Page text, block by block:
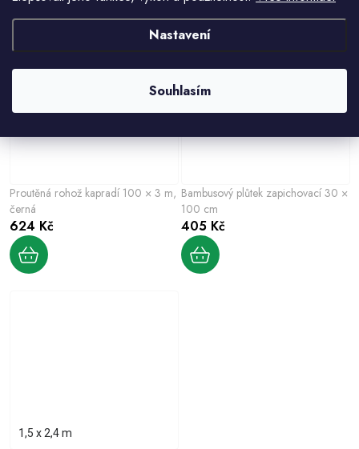
Nastavení
Souhlasím
Proutěná rohož kapradí 100 × 3 m,
černá
624 Kč
Bambusový plůtek zapichovací 30 ×
100 cm
405 Kč
1,5 x 2,4 m